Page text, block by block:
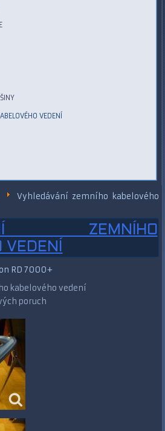
VEDENÍ
Vyhledávání zemního kabelového
ZEMNÍHO
VEDENÍ
RD 7000+
kabelového vedení
poruch